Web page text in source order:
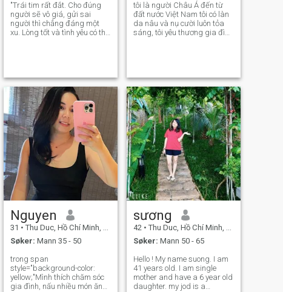
"Trái tim rất đắt. Cho đúng
người sẽ vô giá, gửi sai
người thì chẳng đáng một
xu. Lòng tốt và tình yêu có thể
trong những lựa chọn mà
thôi
tôi là người Châu Á đến từ
đất nước Việt Nam tôi có làn
da nâu và nụ cười luôn tỏa
sáng, tôi yêu thương gia đình
rất vui vẻ và thân thiện với nh
Nguyen
31 • Thu Duc, Hồ Chí Minh, Vietnam
Søker: Mann 35 - 50
trong span
style="background-color:
yellow;"Mình thích chăm sóc
gia đình, nấu nhiều món ăn
sương
42 • Thu Duc, Hồ Chí Minh, Vietnam
Søker: Mann 50 - 65
Hello ! My name suong. I am
41 years old. I am single
mother and have a 6 year old
daughter. my jod is a